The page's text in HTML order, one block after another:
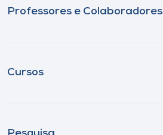
Professores e Colaboradores
Cursos